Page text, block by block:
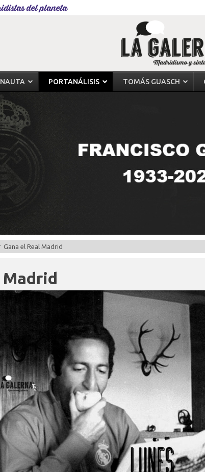
del planeta
PORTANÁLISIS TOMÁS GUASCH
Gana el Real Madrid
Madrid